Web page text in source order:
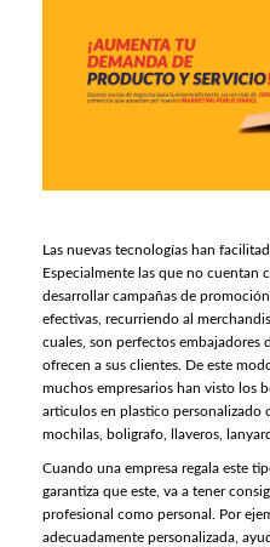
Las nuevas tecnologías han
Especialmente las que no cuentan
desarrollar campañas de
efectivas, recurriendo al
cuales, son perfectos embajadores
ofrecen a sus clientes. De este
muchos empresarios han visto los
articulos en plastico personalizado
mochilas, boligrafo, llaveros,
Cuando una empresa regala este
garantiza que este, va a tener
profesional como personal. Por
adecuadamente personalizada,